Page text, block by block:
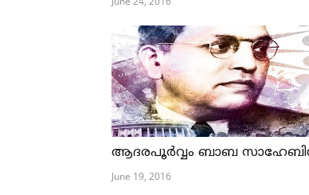
ആദരപൂര്‍വ്വം ബാബ
June 19, 2016